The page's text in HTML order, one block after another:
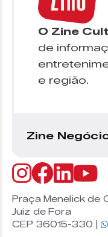
O Zine
de
e região.
Zine
Praça Menelick de
Juiz de Fora
CEP 36015-330 |